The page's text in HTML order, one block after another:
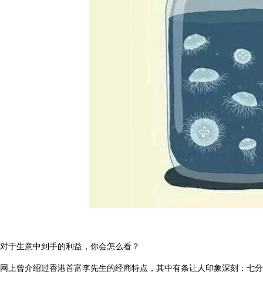
对于生意中到手的利益，你会怎么看？
网上曾介绍过香港首富李先生的经商特点，其中有条让人印象深刻：七